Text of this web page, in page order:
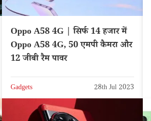
Oppo A58 4G | सिर्फ 14 हजार में
Oppo A58 4G, 50 एमपी कैमरा और
12 जीबी रैम पावर
Gadgets 28th Jul 2023